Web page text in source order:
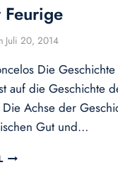
Juli 20, 2014
Die
auf die Geschichte
Achse der
Gut und…
ELIAS